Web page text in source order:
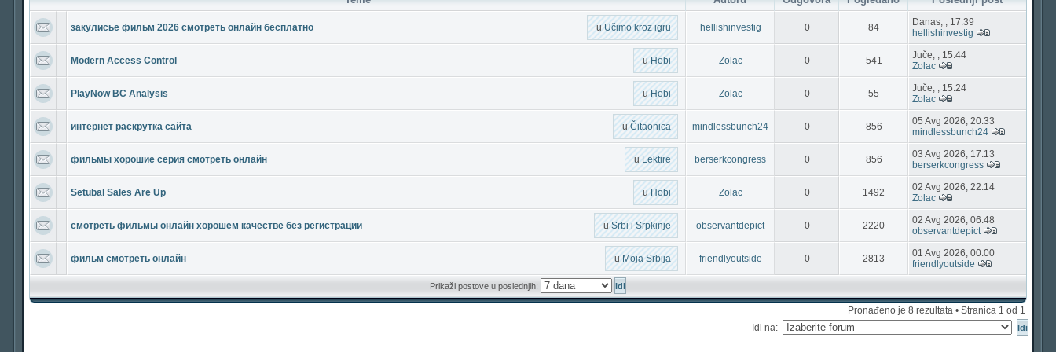
закулисье фильм 2026 смотреть онлайн бесплатно uUčimo kroz igru hellishinvestig 0 84
Danas, , 17:39
hellishinvestig
Modern Access Control uHobi Zolac 0 541
Juče, , 15:44
Zolac
PlayNow BC Analysis uHobi Zolac 0 55
Juče, , 15:24
Zolac
интернет раскрутка сайта uČitaonica mindlessbunch24 0 856
05 Avg 2026, 20:33
mindlessbunch24
фильмы хорошие серия смотреть онлайн uLektire berserkcongress 0 856
03 Avg 2026, 17:13
berserkcongress
Setubal Sales Are Up uHobi Zolac 0 1492
02 Avg 2026, 22:14
Zolac
смотреть фильмы онлайн хорошем качестве без регистрации uSrbi i Srpkinje observantdepict 0 2220
02 Avg 2026, 06:48
observantdepict
фильм смотреть онлайн uMoja Srbija friendlyoutside 0 2813
01 Avg 2026, 00:00
friendlyoutside
Prikaži postove u poslednjih:
Pronađeno je 8 rezultata • Stranica 1 od 1
Idi na: